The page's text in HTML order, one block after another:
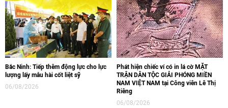
Bắc Ninh: Tiếp thêm động lực cho lực
lượng lấy mẫu hài cốt liệt sỹ
06/08/2026
Phát hiện chiếc ví có in lá cờ MẶT
TRẬN DÂN TỘC GIẢI PHÓNG MIỀN
NAM VIỆT NAM tại Công viên Lê Thị
Riêng
06/08/2026